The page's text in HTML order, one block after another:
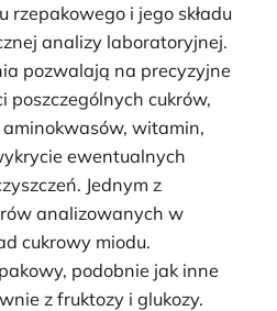
rzepakowego i jego składu
analizy laboratoryjnej.
pozwalają na precyzyjne
poszczególnych cukrów,
witamin,
ewentualnych
Jednym z
analizowanych w
cukrowy miodu.
podobnie jak inne
z fruktozy i glukozy.